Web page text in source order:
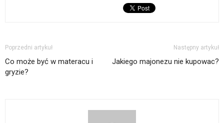
Poprzedni artykuł
Co może być w materacu i
gryzie?
Następny artykuł
Jakiego majonezu nie kupowac?